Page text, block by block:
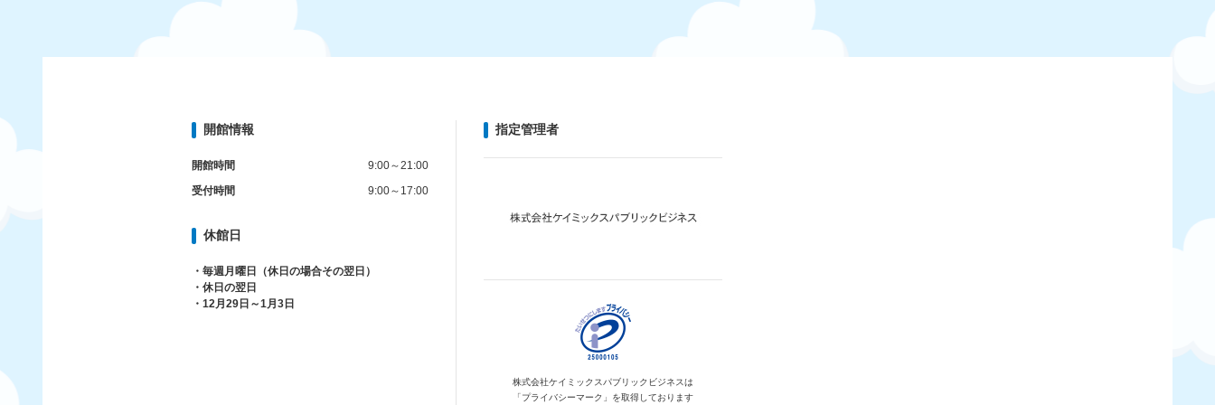
開館情報
開館時間
9:00～21:00
受付時間
9:00～17:00
休館日
・毎週月曜日（休日の場合その翌日）
・休日の翌日
・12月29日～1月3日
指定管理者
株式会社ケイミックスパブリックビジネスは
「プライバシーマーク」を取得しております